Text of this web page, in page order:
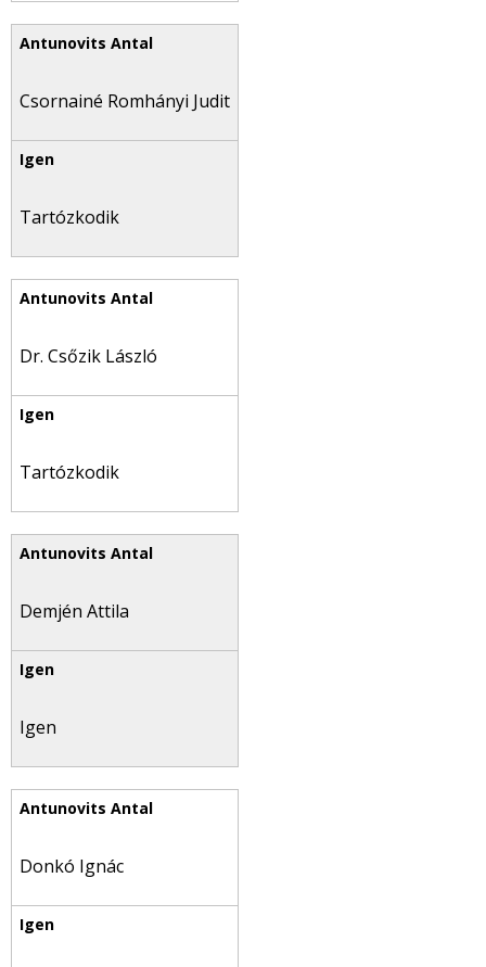
Csornainé Romhányi Judit
Tartózkodik
Dr. Csőzik László
Tartózkodik
Demjén Attila
Igen
Donkó Ignác